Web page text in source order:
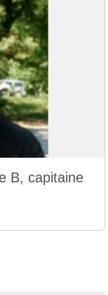
B, capitaine